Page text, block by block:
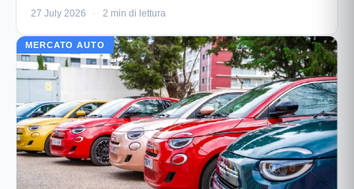
metà delle Renault vendute è elettrificata, mentre Alpine
27 July 2026 · 2 min di lettura
MERCATO AUTO